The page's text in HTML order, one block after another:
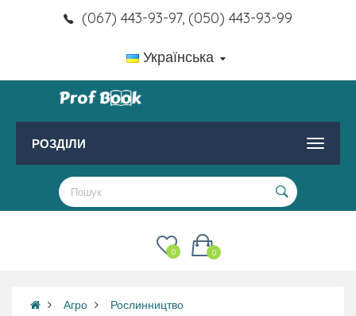
(067) 443-93-97, (050) 443-93-99
Українська
РОЗДІЛИ
0
0
Агро
Рослинництво